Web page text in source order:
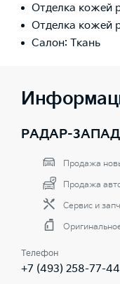
Отделка кожей
Отделка кожей
Салон: Ткань
РАДАР-ЗАПАД
Продажа
Продажа
Сервис и
Телефон
+7 (493) 258-77-44